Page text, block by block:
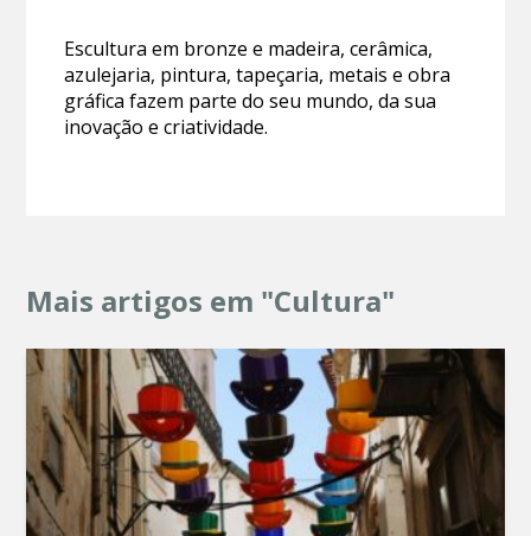
Escultura em bronze e madeira, cerâmica,
azulejaria, pintura, tapeçaria, metais e obra
gráfica fazem parte do seu mundo, da sua
inovação e criatividade.
Mais artigos em "Cultura"